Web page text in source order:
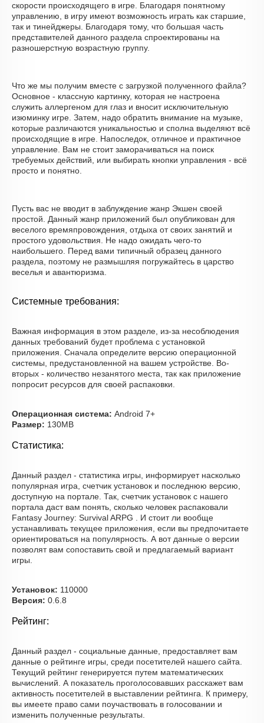
скорости происходящего в игре. Благодаря понятному
управлению, в игру имеют возможность играть как старшие,
так и тинейджеры. Благодаря тому, что большая часть
представителей данного раздела спроектированы на
разношерстную возрастную группу.
Что же мы получим вместе с загрузкой полученного файла?
Основное - классную картинку, которая не настроена
служить аллергеном для глаз и вносит исключительную
изюминку игре. Затем, надо обратить внимание на музыке,
которые различаются уникальностью и сполна выделяют всё
происходящие в игре. Напоследок, отличное и практичное
управление. Вам не стоит заморачиваться на поиск
требуемых действий, или выбирать кнопки управления - всё
просто и понятно.
Пусть вас не вводит в заблуждение жанр Экшен своей
простой. Данный жанр приложений был опубликован для
веселого времяпровождения, отдыха от своих занятий и
простого удовольствия. Не надо ожидать чего-то
наибольшего. Перед вами типичный образец данного
раздела, поэтому не размышляя погружайтесь в царство
веселья и авантюризма.
Системные требования:
Важная информация в этом разделе, из-за несоблюдения
данных требований будет проблема с установкой
приложения. Сначала определите версию операционной
системы, предустановленной на вашем устройстве. Во-
вторых - количество незанятого места, так как приложение
попросит ресурсов для своей распаковки.
Операционная система: Android 7+
Размер: 130MB
Статистика:
Данный раздел - статистика игры, информирует насколько
популярная игра, счетчик установок и последнюю версию,
доступную на портале. Так, счетчик установок с нашего
портала даст вам понять, сколько человек распаковали
Fantasy Journey: Survival ARPG . И стоит ли вообще
устанавливать текущее приложения, если вы предпочитаете
ориентироваться на популярность. А вот данные о версии
позволят вам сопоставить свой и предлагаемый вариант
игры.
Установок: 110000
Версия: 0.6.8
Рейтинг:
Данный раздел - социальные данные, предоставляет вам
данные о рейтинге игры, среди посетителей нашего сайта.
Текущий рейтинг генерируется путем математических
вычислений. А показатель проголосовавших расскажет вам
активность посетителей в выставлении рейтинга. К примеру,
вы имеете право сами поучаствовать в голосовании и
изменить полученные результаты.